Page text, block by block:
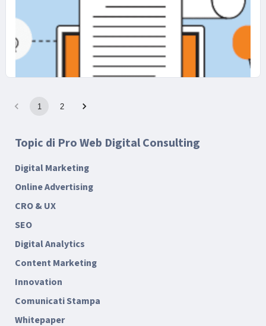
28 LUGLIO 2025
Come gestire i contenuti multi-
canale: le strategie più efficaci
1 2
Topic di Pro Web Digital Consulting
Digital Marketing
Online Advertising
CRO & UX
SEO
Digital Analytics
Content Marketing
Innovation
Comunicati Stampa
Whitepaper